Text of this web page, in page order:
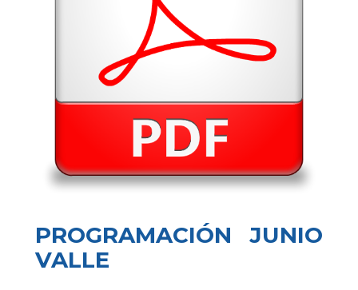
PROGRAMACIÓN JUNIO
VALLE